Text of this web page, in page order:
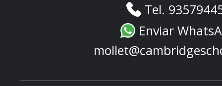
Tel.
Enviar